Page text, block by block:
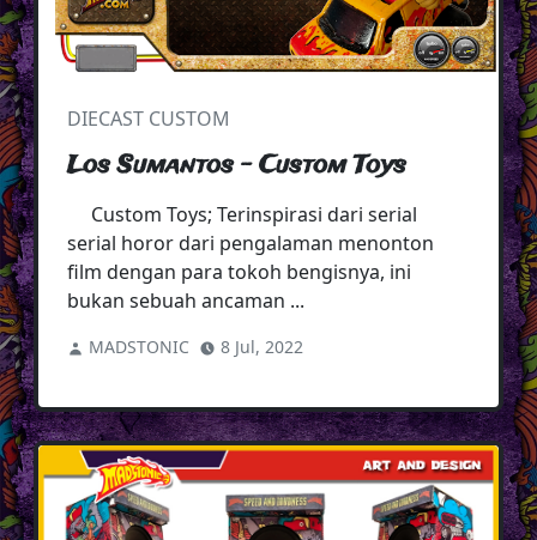
DIECAST CUSTOM
Los Sumantos - Custom Toys
Custom Toys; Terinspirasi dari serial
serial horor dari pengalaman menonton
film dengan para tokoh bengisnya, ini
bukan sebuah ancaman ...
MADSTONIC 8 Jul, 2022